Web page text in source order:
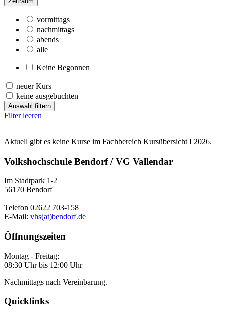
vormittags
nachmittags
abends
alle
Keine Begonnen
neuer Kurs
keine ausgebuchten
Auswahl filtern
Filter leeren
Aktuell gibt es keine Kurse im Fachbereich Kursübersicht I 2026.
Volkshochschule Bendorf / VG Vallendar
Im Stadtpark 1-2
56170 Bendorf
Telefon 02622 703-158
E-Mail: vhs(at)bendorf.de
Öffnungszeiten
Montag - Freitag:
08:30 Uhr bis 12:00 Uhr
Nachmittags nach Vereinbarung.
Quicklinks